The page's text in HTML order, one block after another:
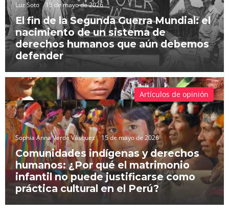
Luz Soto 15 de mayo de 2026
El fin de la Segunda Guerra Mundial: el
nacimiento de un sistema de
derechos humanos que aún debemos
defender
Sophia Anna Verde Vásquez 15 de mayo de 2026
Comunidades indígenas y derechos
humanos: ¿Por qué el matrimonio
infantil no puede justificarse como
práctica cultural en el Perú?
Artículos de opinión